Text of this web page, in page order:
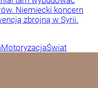
Niemiecki koncern
zbrojną w Syrii.
MotoryzacjaŚwiat